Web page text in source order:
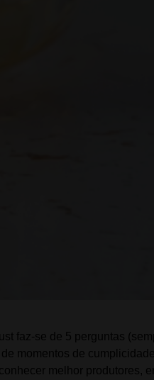
faz-se de 5 perguntas
momentos de
melhor produtores,